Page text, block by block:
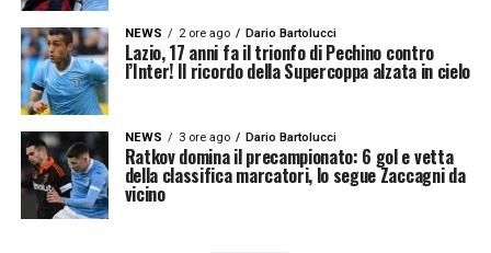
NEWS 2 ore ago Dario Bartolucci
Lazio, 17 anni fa il trionfo di Pechino contro
l’Inter! Il ricordo della Supercoppa alzata in cielo
NEWS 3 ore ago Dario Bartolucci
Ratkov domina il precampionato: 6 gol e vetta
della classifica marcatori, lo segue Zaccagni da
vicino